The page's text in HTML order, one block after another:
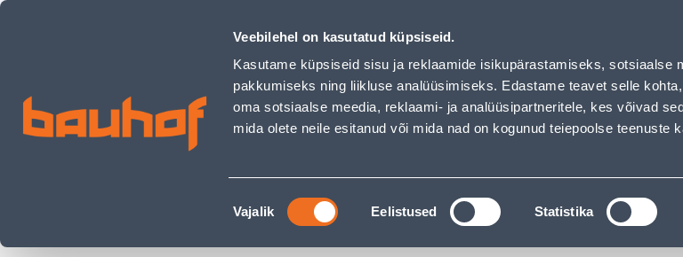
Veebilehel on kasutatud küpsiseid.
Kasutame küpsiseid sisu ja reklaamide isikupärastamiseks, sotsiaalse
pakkumiseks ning liikluse analüüsimiseks. Edastame teavet selle
oma sotsiaalse meedia, reklaami- ja analüüsipartneritele, kes võivad
mida olete neile esitanud või mida nad on kogunud teiepoolse teenuste
Nõusoleku
valik
Vajalik Eelistused Statistika
DEKORATIIVPADI SPLENDID MILA 45X45CM HELEHALL - Bauhof has loaded
OTSI
TOOTED
Kodu ja sisustus Tekstiilitooted Dekoratiivpadjad ja -katted